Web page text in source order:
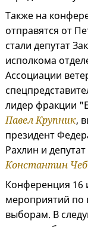
Также на
отправятся от
стали депутат
исполкома
Ассоциации
лидер фракции
Павел Крупник,
президент
Рахлин и
Константин
Конференция 16
мероприятий по
выборам. В